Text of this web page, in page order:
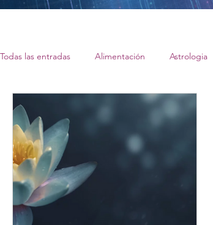
Todas las entradas Alimentación Astrologia
Rutinas Alquimicas